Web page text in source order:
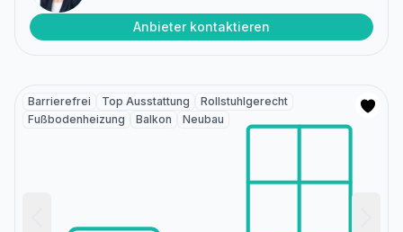
Anbieter kontaktieren
Barrierefrei Top Ausstattung
Rollstuhlgerecht
Fußbodenheizung
Balkon Neubau